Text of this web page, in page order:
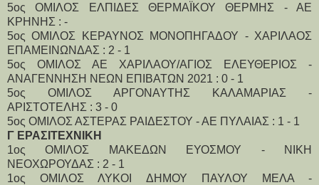
5ος ΟΜΙΛΟΣ ΕΛΠΙΔΕΣ ΘΕΡΜΑΪΚΟΥ ΘΕΡΜΗΣ - ΑΕ
ΚΡΗΝΗΣ : -
5ος ΟΜΙΛΟΣ ΚΕΡΑΥΝΟΣ ΜΟΝΟΠΗΓΑΔΟΥ - ΧΑΡΙΛΑΟΣ
ΕΠΑΜΕΙΝΩΝΔΑΣ : 2 - 1
5ος ΟΜΙΛΟΣ ΑΕ ΧΑΡΙΛΑΟΥ/ΑΓΙΟΣ ΕΛΕΥΘΕΡΙΟΣ -
ΑΝΑΓΕΝΝΗΣΗ ΝΕΩΝ ΕΠΙΒΑΤΩΝ 2021 : 0 - 1
5ος ΟΜΙΛΟΣ ΑΡΓΟΝΑΥΤΗΣ ΚΑΛΑΜΑΡΙΑΣ -
ΑΡΙΣΤΟΤΕΛΗΣ : 3 - 0
5ος ΟΜΙΛΟΣ ΑΣΤΕΡΑΣ ΡΑΙΔΕΣΤΟΥ - ΑΕ ΠΥΛΑΙΑΣ : 1 - 1
Γ ΕΡΑΣΙΤΕΧΝΙΚΗ
1ος ΟΜΙΛΟΣ ΜΑΚΕΔΩΝ ΕΥΟΣΜΟΥ - ΝΙΚΗ
ΝΕΟΧΩΡΟΥΔΑΣ : 2 - 1
1ος ΟΜΙΛΟΣ ΛΥΚΟΙ ΔΗΜΟΥ ΠΑΥΛΟΥ ΜΕΛΑ -